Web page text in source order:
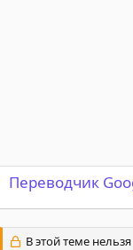
Переводчик
В этой теме